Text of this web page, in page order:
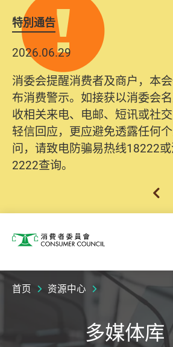
特別通告
2026.06.29
消委会提醒消费者及商户，本
布消费警示。如接获以消委会
收相关来电、电邮、短讯或社
轻信回应，更应避免透露任何
问，请致电防骗易热线18222
2222查询。
消费者委员会
首页 资源中心
多媒体库